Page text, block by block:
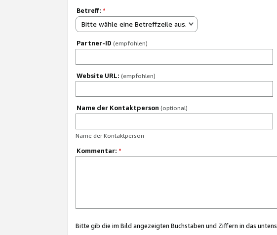
Betreff: *
Bitte wähle eine Betreffzeile aus.
Partner-ID (empfohlen)
Website URL: (empfohlen)
Name der Kontaktperson (optional)
Name der Kontaktperson
Kommentar: *
Bitte gib die im Bild angezeigten Buchstaben und Ziffern in das